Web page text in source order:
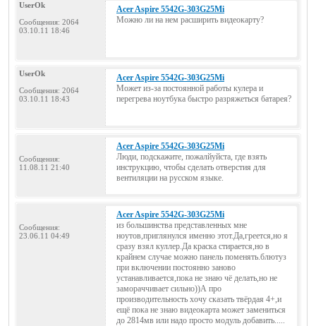
UserOk
Сообщения: 2064
03.10.11 18:46
Acer Aspire 5542G-303G25Mi
Можно ли на нем расширить видеокарту?
UserOk
Сообщения: 2064
03.10.11 18:43
Acer Aspire 5542G-303G25Mi
Может из-за постоянной работы кулера и
перегрева ноутбука быстро разряжеться батарея?
Сообщения:
11.08.11 21:40
Acer Aspire 5542G-303G25Mi
Люди, подскажите, пожалйуйста, где взять
инструкцию, чтобы сделать отверстия для
вентиляции на русском языке.
Сообщения:
23.06.11 04:49
Acer Aspire 5542G-303G25Mi
из большинства представленных мне
ноутов,приглянулся именно этот.Да,греется,но я
сразу взял куллер.Да краска стирается,но в
крайнем случае можно панель поменять.блютуз
при включении постоянно заново
устанавливается,пока не знаю чё делать,но не
замораччивает сильно))А про
производительность хочу сказать твёрдая 4+,и
ещё пока не знаю видеокарта может замениться
до 2814мв или надо просто модуль добавить.....